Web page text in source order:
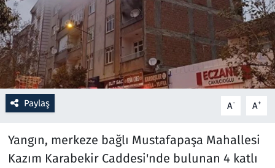
Paylaş A- A+
Yangın, merkeze bağlı Mustafapaşa Mahallesi
Kazım Karabekir Caddesi'nde bulunan 4 katlı
Ramazan
Resmi İlanlar
Rüya Tabirleri
Savunma Sanayi